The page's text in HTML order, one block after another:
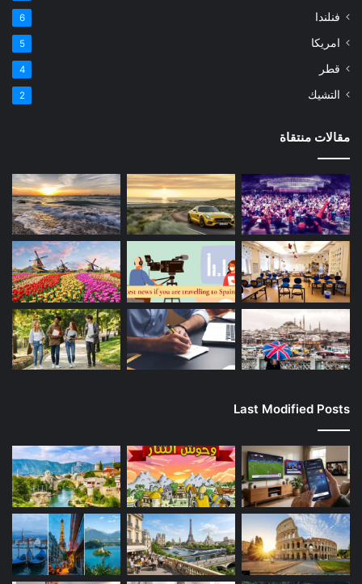
فنلندا 6
امريكا 5
قطر 4
التشيك 2
مقالات منتقاة
Last Modified Posts